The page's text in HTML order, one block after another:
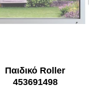
Παιδικό Roller
453691498